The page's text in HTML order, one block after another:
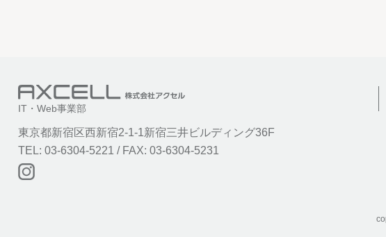
IT・Web事業部
東京都新宿区西新宿2-1-1新宿三井ビルディング36F
TEL: 03-6304-5221 / FAX: 03-6304-5231